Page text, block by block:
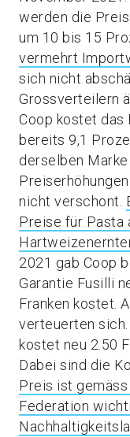
werden die
um 10 bis 15
vermehrt
sich nicht
Grossverteilern
Coop kostet das
bereits 9,1
derselben
nicht verschont.
Preise für Pasta
2021 gab Coop
Garantie Fusilli
Franken kostet.
verteuerten sich.
kostet neu 2.50
Dabei sind die
Preis ist
Federation